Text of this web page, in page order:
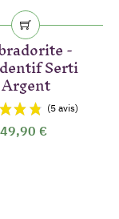
-
Serti
Argent
49,90 €